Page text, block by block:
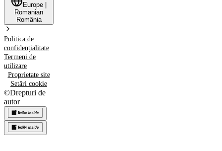
Europe
Romanian
România
Politica de
confidențialitate
Termeni de
utilizare
Proprietate site
Setări cookie
©Drepturi de
autor